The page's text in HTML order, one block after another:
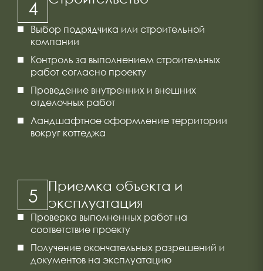
4
Выбор подрядчика или строительной
компании
Контроль за выполнением строительных
работ согласно проекту
Проведение внутренних и внешних
отделочных работ
Ландшафтное оформление территории
вокруг коттеджа
5
Приемка объекта и
эксплуатация
Проверка выполненных работ на
соответствие проекту
Получение окончательных разрешений и
документов на эксплуатацию